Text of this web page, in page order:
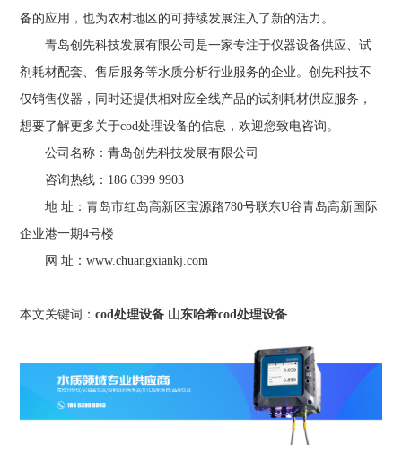
备的应用，也为农村地区的可持续发展注入了新的活力。
青岛创先科技发展有限公司是一家专注于仪器设备供应、试
剂耗材配套、售后服务等水质分析行业服务的企业。创先科技不
仅销售仪器，同时还提供相对应全线产品的试剂耗材供应服务，
想要了解更多关于cod处理设备的信息，欢迎您致电咨询。
公司名称：青岛创先科技发展有限公司
咨询热线：186 6399 9903
地 址：青岛市红岛高新区宝源路780号联东U谷青岛高新国际
企业港一期4号楼
网 址：www.chuangxiankj.com
本文关键词：cod处理设备 山东哈希cod处理设备